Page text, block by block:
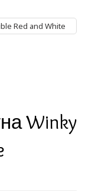
Winky